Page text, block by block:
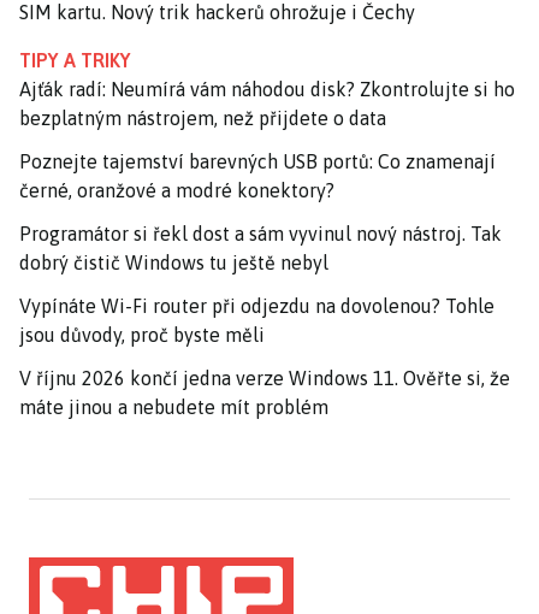
SIM kartu. Nový trik hackerů ohrožuje i Čechy
TIPY A TRIKY
Ajťák radí: Neumírá vám náhodou disk? Zkontrolujte si ho
bezplatným nástrojem, než přijdete o data
Poznejte tajemství barevných USB portů: Co znamenají
černé, oranžové a modré konektory?
Programátor si řekl dost a sám vyvinul nový nástroj. Tak
dobrý čistič Windows tu ještě nebyl
Vypínáte Wi-Fi router při odjezdu na dovolenou? Tohle
jsou důvody, proč byste měli
V říjnu 2026 končí jedna verze Windows 11. Ověřte si, že
máte jinou a nebudete mít problém